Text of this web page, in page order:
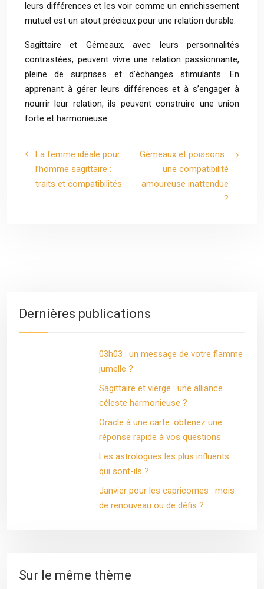
leurs différences et les voir comme un enrichissement
mutuel est un atout précieux pour une relation durable.
Sagittaire et Gémeaux, avec leurs personnalités
contrastées, peuvent vivre une relation passionnante,
pleine de surprises et d’échanges stimulants. En
apprenant à gérer leurs différences et à s’engager à
nourrir leur relation, ils peuvent construire une union
forte et harmonieuse.
La femme idéale pour
l’homme sagittaire :
traits et compatibilités
Gémeaux et poissons :
une compatibilité
amoureuse inattendue
?
Dernières publications
03h03 : un message de votre flamme
jumelle ?
Sagittaire et vierge : une alliance
céleste harmonieuse ?
Oracle à une carte: obtenez une
réponse rapide à vos questions
Les astrologues les plus influents :
qui sont-ils ?
Janvier pour les capricornes : mois
de renouveau ou de défis ?
Sur le même thème